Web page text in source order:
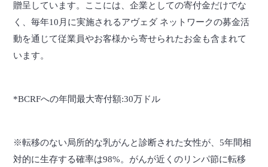
贈呈しています。ここには、企業としての寄付金だけでな
く、毎年10月に実施されるアヴェダ ネットワークの募金活
動を通じて従業員やお客様から寄せられたお金も含まれて
います。
*BCRFへの年間最大寄付額:30万ドル
※転移のない局所的な乳がんと診断された女性が、5年間相
対的に生存する確率は98%。がんが近くのリンパ節に転移